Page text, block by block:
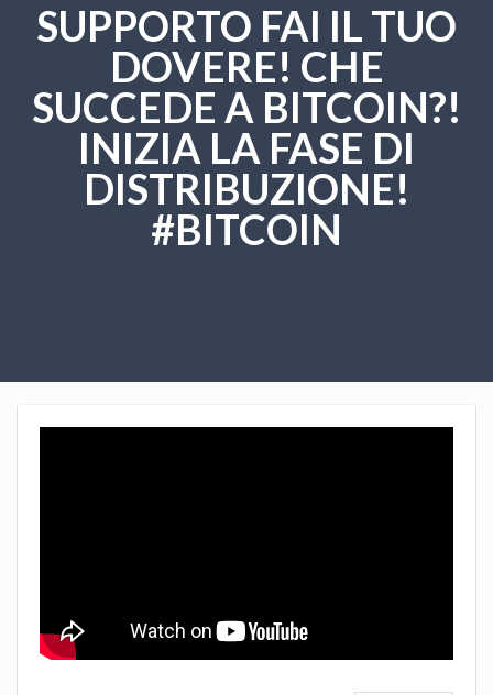
SUPPORTO FAI IL TUO
DOVERE! CHE
SUCCEDE A BITCOIN?!
INIZIA LA FASE DI
DISTRIBUZIONE!
#BITCOIN